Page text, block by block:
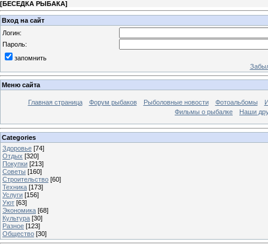
[БЕСЕДКА РЫБАКА]
Вход на сайт
Логин:
Пароль:
запомнить
Меню сайта
Главная страница Форум рыбаков Рыболовные новости Фотоальбомы
Фильмы о рыбалке
Наши
Categories
Здоровье [74]
Отдых [320]
Покупки [213]
Советы [160]
Строительство [60]
Техника [173]
Услуги [156]
Уют [63]
Экономика [68]
Культура [30]
Разное [123]
Общество [30]